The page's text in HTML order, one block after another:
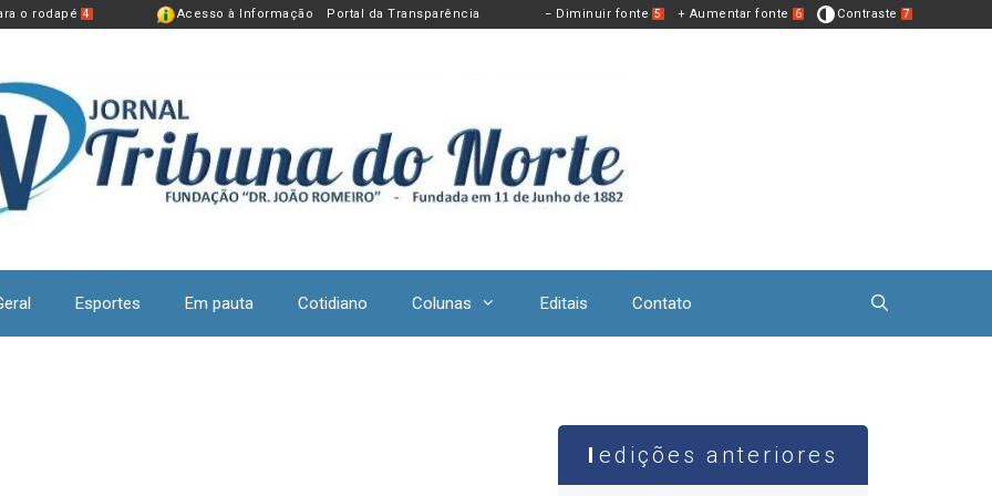
o rodapé 4 Acesso à Informação Portal da Transparência − Diminuir fonte 5 + Aumentar fonte 6 Contraste 7
Esportes Em pauta Cotidiano Colunas Editais Contato
edições anteriores